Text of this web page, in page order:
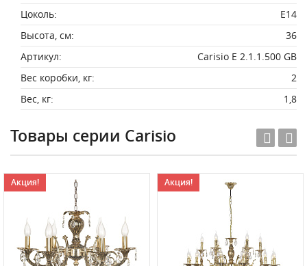
Цоколь:
E14
Высота, см:
36
Артикул:
Carisio E 2.1.1.500 GB
Вес коробки, кг:
2
Вес, кг:
1,8
Товары серии Carisio
Акция! Акция!